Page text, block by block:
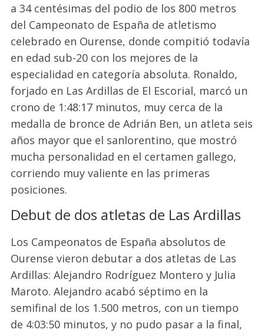
a 34 centésimas del podio de los 800 metros
del Campeonato de España de atletismo
celebrado en Ourense, donde compitió todavía
en edad sub-20 con los mejores de la
especialidad en categoría absoluta. Ronaldo,
forjado en Las Ardillas de El Escorial, marcó un
crono de 1:48:17 minutos, muy cerca de la
medalla de bronce de Adrián Ben, un atleta seis
años mayor que el sanlorentino, que mostró
mucha personalidad en el certamen gallego,
corriendo muy valiente en las primeras
posiciones.
Debut de dos atletas de Las Ardillas
Los Campeonatos de España absolutos de
Ourense vieron debutar a dos atletas de Las
Ardillas: Alejandro Rodríguez Montero y Julia
Maroto. Alejandro acabó séptimo en la
semifinal de los 1.500 metros, con un tiempo
de 4:03:50 minutos, y no pudo pasar a la final,